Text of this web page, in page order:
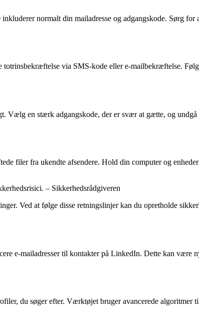
normalt din mailadresse og adgangskode. Sørg for
via SMS-kode eller e-mailbekræftelse.
en stærk adgangskode, der er svær at gætte, og undgå
filer fra ukendte afsendere. Hold din computer og
– Sikkerhedsrådgiveren
Ved at følge disse retningslinjer kan du opretholde
e-mailadresser til kontakter på LinkedIn. Dette kan være
du søger efter. Værktøjet bruger avancerede algoritmer